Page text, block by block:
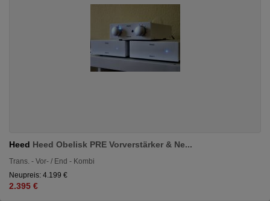
Heed Heed Obelisk PRE Vorverstärker & Ne...
Trans. - Vor- / End - Kombi
Neupreis: 4.199 €
2.395 €